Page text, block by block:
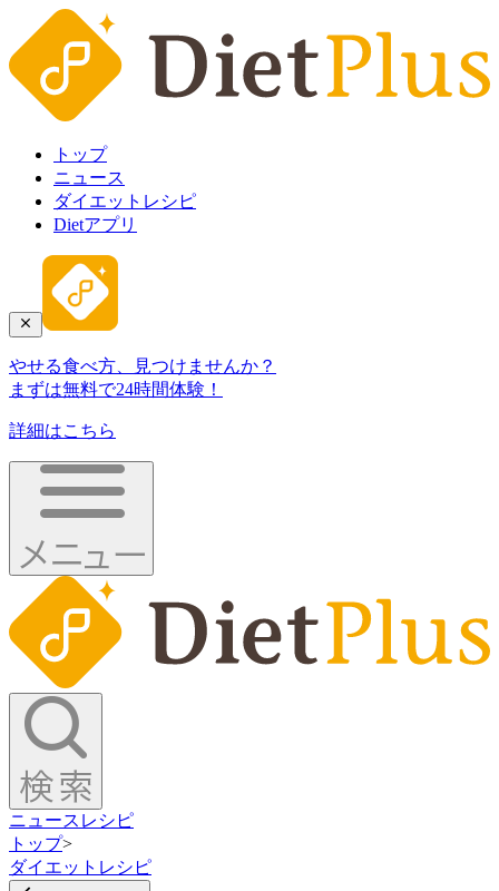
トップ
ニュース
ダイエットレシピ
Dietアプリ
やせる食べ方、見つけませんか？
まずは無料で24時間体験！
詳細はこちら
ニュース レシピ
トップ>
ダイエットレシピ